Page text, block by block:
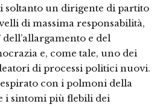
soltanto un dirigente di partito
di massima responsabilità,
dell’allargamento e del
e, come tale, uno dei
di processi politici nuovi.
con i polmoni della
i sintomi più flebili dei